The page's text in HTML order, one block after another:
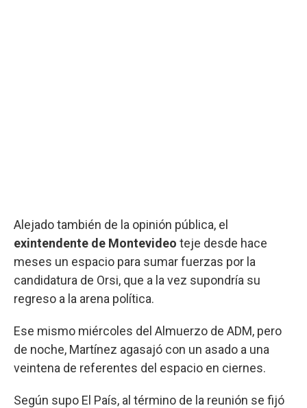
Alejado también de la opinión pública, el
exintendente de Montevideo teje desde hace
meses un espacio para sumar fuerzas por la
candidatura de Orsi, que a la vez supondría su
regreso a la arena política.
Ese mismo miércoles del Almuerzo de ADM, pero
de noche, Martínez agasajó con un asado a una
veintena de referentes del espacio en ciernes.
Según supo El País, al término de la reunión se fijó